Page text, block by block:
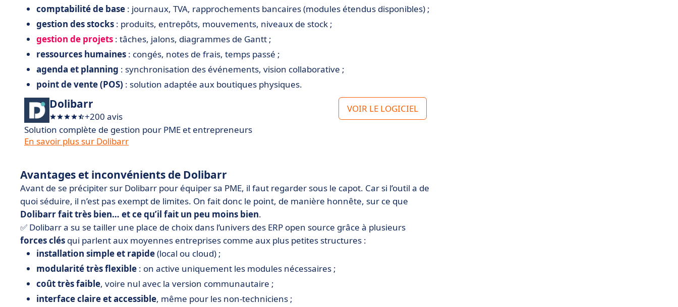
comptabilité de base : journaux, TVA, rapprochements bancaires (modules étendus disponibles) ;
gestion des stocks : produits, entrepôts, mouvements, niveaux de stock ;
gestion de projets : tâches, jalons, diagrammes de Gantt ;
ressources humaines : congés, notes de frais, temps passé ;
agenda et planning : synchronisation des événements, vision collaborative ;
point de vente (POS) : solution adaptée aux boutiques physiques.
Dolibarr
+200 avis
VOIR LE LOGICIEL
Solution complète de gestion pour PME et entrepreneurs
En savoir plus sur Dolibarr
Avantages et inconvénients de Dolibarr
Avant de se précipiter sur Dolibarr pour équiper sa PME, il faut regarder sous le capot. Car si l’outil a de
quoi séduire, il n’est pas exempt de limites. On fait donc le point, de manière honnête, sur ce que
Dolibarr fait très bien… et ce qu’il fait un peu moins bien.
✅ Dolibarr a su se tailler une place de choix dans l’univers des ERP open source grâce à plusieurs
forces clés qui parlent aux moyennes entreprises comme aux plus petites structures :
installation simple et rapide(local ou cloud) ;
modularité très flexible : on active uniquement les modules nécessaires ;
coût très faible, voire nul avec la version communautaire ;
interface claire et accessible, même pour les non-techniciens ;